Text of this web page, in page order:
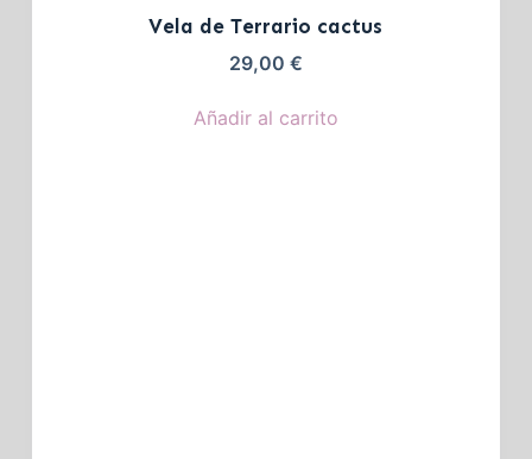
Vela de Terrario cactus
29,00 €
Añadir al carrito